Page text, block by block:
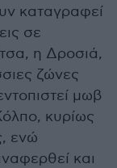
καταγραφεί
σε
η Δροσιά,
ζώνες
μωβ
κυρίως
ενώ
και